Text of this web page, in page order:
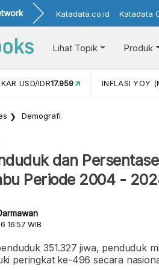
Katadata.co.id Katadata
Lihat Topik Produk
17.959 INFLASI YOY (MEI)3,08%
Demografi
dan
Periode 2004 -
16:57 WIB
351.327 jiwa, penduduk
peringkat ke-496 secara